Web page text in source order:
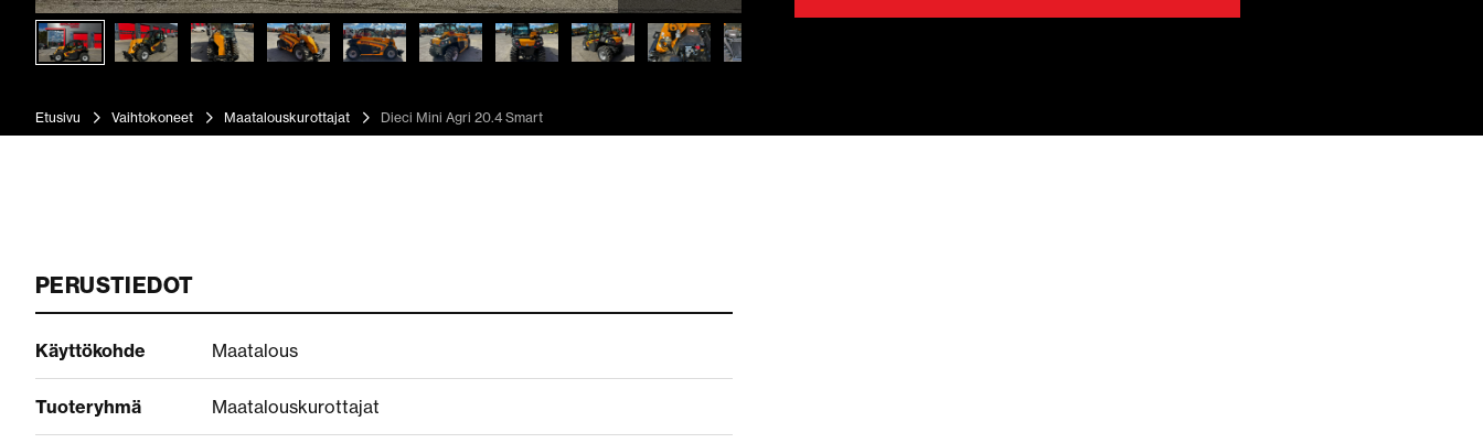
Etusivu Vaihtokoneet Maatalouskurottajat Dieci Mini Agri 20.4 Smart
PERUSTIEDOT
Käyttökohde Maatalous
Tuoteryhmä Maatalouskurottajat